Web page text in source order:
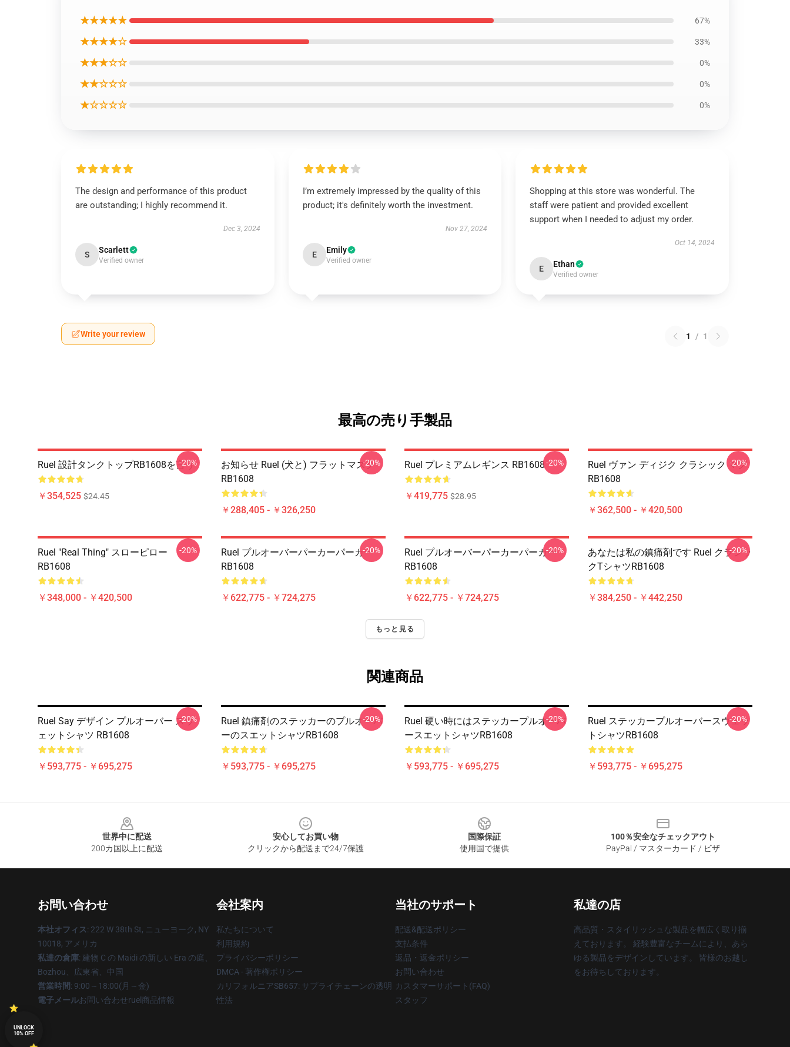
★★★★★ 67%
★★★★☆ 33%
★★★☆☆ 0%
★★☆☆☆ 0%
★☆☆☆☆ 0%
The design and performance of this product
are outstanding; I highly recommend it.
Dec 3, 2024
S Scarlett
Verified owner
I’m extremely impressed by the quality of this
product; it's definitely worth the investment.
Nov 27, 2024
E Emily
Verified owner
Shopping at this store was wonderful. The
staff were patient and provided excellent
support when I needed to adjust my order.
Oct 14, 2024
E Ethan
Verified owner
Write your review 1 / 1
最高の売り手製品
Ruel 設計タンクトップRB1608を言う
￥354,525 $24.45
-20%
お知らせ Ruel (犬と) フラットマスク
RB1608
￥288,405 - ￥326,250
-20% Ruel プレミアムレギンス RB1608
￥419,775 $28.95
-20%
Ruel ヴァン ディジク クラシック マグ
RB1608
￥362,500 - ￥420,500
-20%
Ruel "Real Thing" スローピロー
RB1608
￥348,000 - ￥420,500
-20%
Ruel プルオーバーパーカーパーカー
RB1608
￥622,775 - ￥724,275
-20%
Ruel プルオーバーパーカーパーカー
RB1608
￥622,775 - ￥724,275
-20%
あなたは私の鎮痛剤です Ruel クラシッ
クTシャツRB1608
￥384,250 - ￥442,250
-20%
もっと見る
関連商品
Ruel Say デザイン プルオーバー スウ
ェットシャツ RB1608
￥593,775 - ￥695,275
-20%
Ruel 鎮痛剤のステッカーのプルオーバ
ーのスエットシャツRB1608
￥593,775 - ￥695,275
-20%
Ruel 硬い時にはステッカープルオーバ
ースエットシャツRB1608
￥593,775 - ￥695,275
-20%
Ruel ステッカープルオーバースウェッ
トシャツRB1608
￥593,775 - ￥695,275
-20%
世界中に配送
200カ国以上に配送
安心してお買い物
クリックから配送まで24/7保護
国際保証
使用国で提供
100％安全なチェックアウト
PayPal / マスターカード / ビザ
お問い合わせ
本社オフィス: 222 W 38th St, ニューヨーク, NY
10018, アメリカ
私達の倉庫: 建物 C の Maidi の新しい Era の庭、
Bozhou、広東省、中国
営業時間: 9:00～18:00(月～金)
電子メールお問い合わせruel商品情報
会社案内
私たちについて
利用規約
プライバシーポリシー
DMCA - 著作権ポリシー
カリフォルニアSB657: サプライチェーンの透明
性法
当社のサポート
配送&配送ポリシー
支払条件
返品・返金ポリシー
お問い合わせ
カスタマーサポート(FAQ)
スタッフ
私達の店
高品質・スタイリッシュな製品を幅広く取り揃
えております。 経験豊富なチームにより、あら
ゆる製品をデザインしています。 皆様のお越し
をお待ちしております。
UNLOCK
10% OFF